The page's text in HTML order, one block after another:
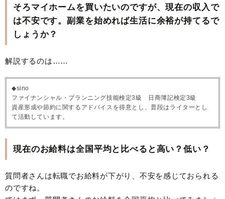
そろマイホームを買いたいのですが、現在の収入で
は不安です。副業を始めれば生活に余裕が持てるで
しょうか？
解説するのは……
◆sino
ファイナンシャル・プランニング技能検定3級 日商簿記検定3級
資産形成や節約に関するアドバイスを得意とし、普段はライターとし
て活動しています。
現在のお給料は全国平均と比べると高い？低い？
質問者さんは転職でお給料が下がり、不安を感じておられる
のですね。